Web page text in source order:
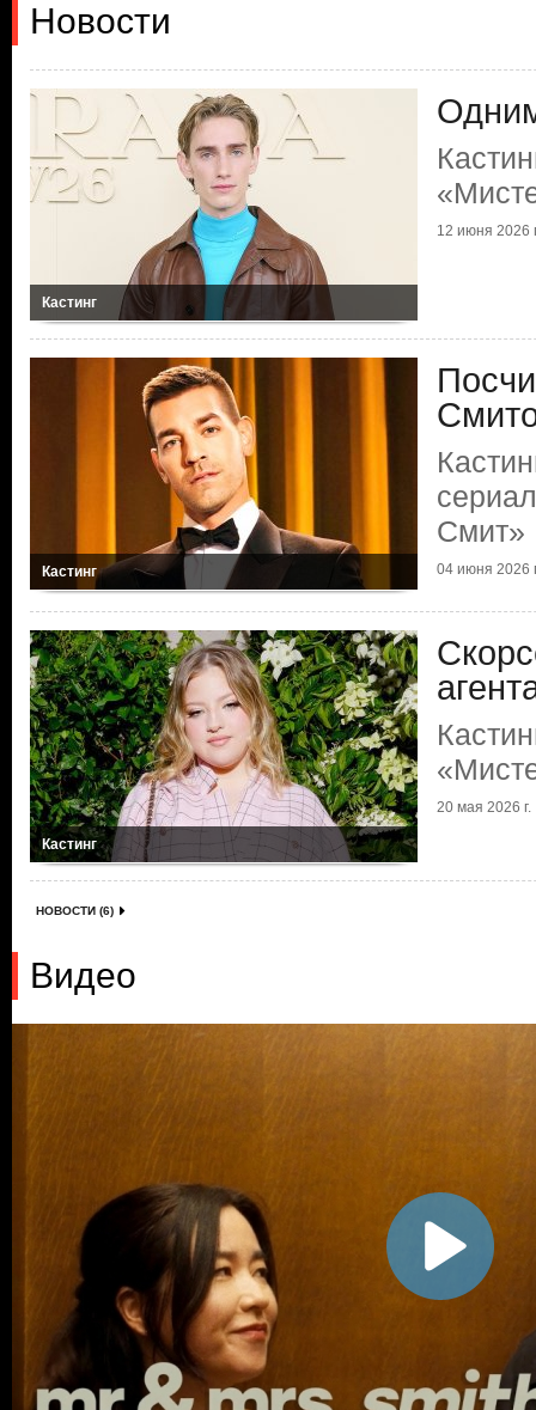
Новости
Кастинг
12 июня 2026
Кастинг
Смит»
04 июня 2026
Кастинг
20 мая 2026 г.
НОВОСТИ (6)
Видео